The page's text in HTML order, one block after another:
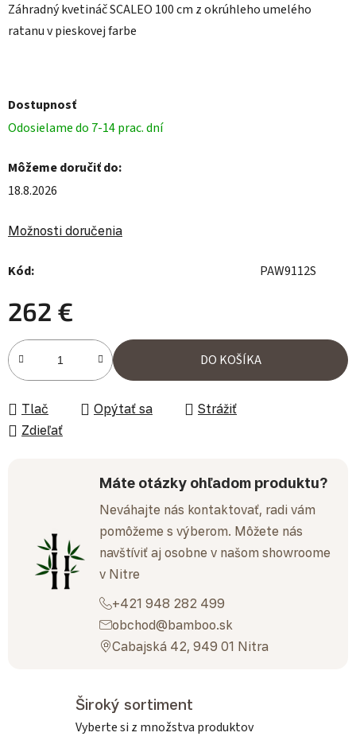
Záhradný kvetináč SCALEO 100 cm z okrúhleho umelého
ratanu v pieskovej farbe
Dostupnosť
Odosielame do 7-14 prac. dní
Môžeme doručiť do:
18.8.2026
Možnosti doručenia
Kód: PAW9112S
262 €
Jednotková cena:
DO KOŠÍKA
Tlač Opýtať sa
Strážiť
Zdieľať
Máte otázky ohľadom produktu?
Neváhajte nás kontaktovať, radi vám
pomôžeme s výberom. Môžete nás
navštíviť aj osobne v našom showroome
v Nitre
+421 948 282 499
obchod@bamboo.sk
Cabajská 42, 949 01 Nitra
Široký sortiment
Vyberte si z množstva produktov